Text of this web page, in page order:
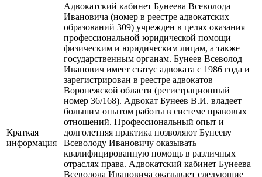
Краткая
информация
Адвокатский кабинет Бунеева Всеволода
Ивановича (номер в реестре адвокатских
образований 309) учрежден в целях оказания
профессиональной юридической помощи
физическим и юридическим лицам, а также
государственным органам. Бунеев Всеволод
Иванович имеет статус адвоката с 1986 года и
зарегистрирован в реестре адвокатов
Воронежской области (регистрационный
номер 36/168). Адвокат Бунеев В.И. владеет
большим опытом работы в системе правовых
отношений. Профессиональный опыт и
долголетняя практика позволяют Бунееву
Всеволоду Ивановичу оказывать
квалифицированную помощь в различных
отраслях права. Адвокатский кабинет Бунеева
Всеволода Ивановича оказывает следующие